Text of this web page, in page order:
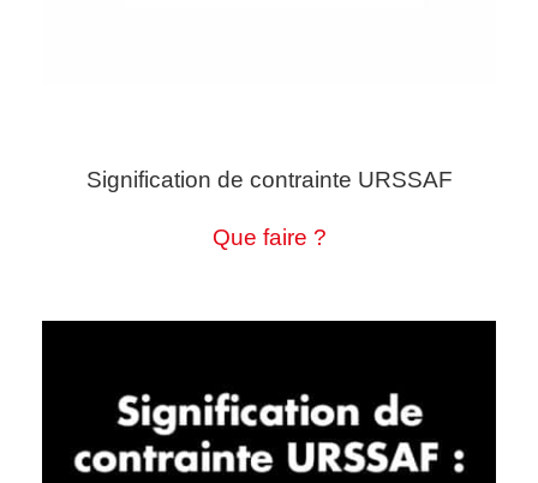
Signification de contrainte URSSAF
Que faire ?